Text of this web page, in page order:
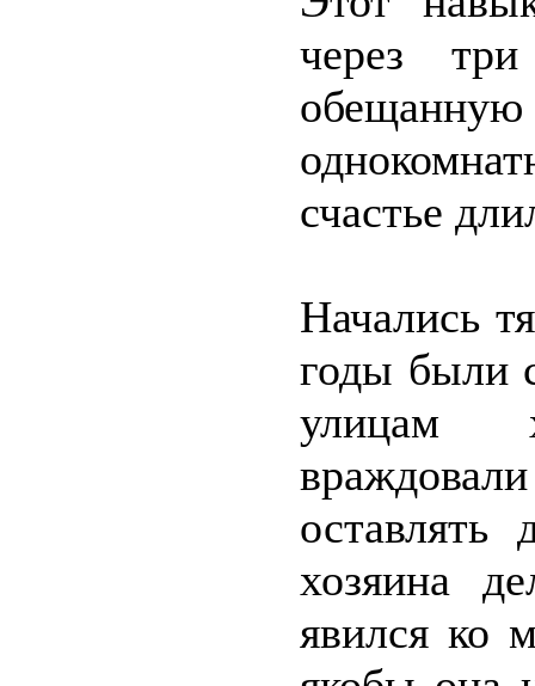
через
счастье
Начались
годы были
улицам
хозяина
явился ко